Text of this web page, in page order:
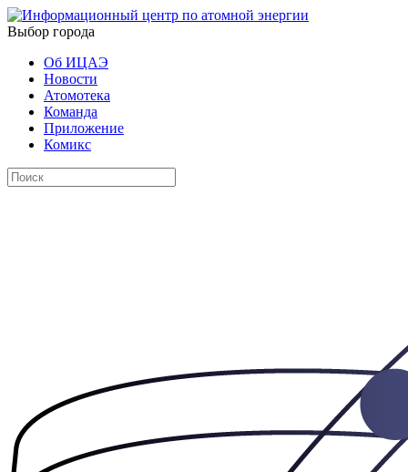
Выбор города
Об ИЦАЭ
Новости
Атомотека
Команда
Приложение
Комикс